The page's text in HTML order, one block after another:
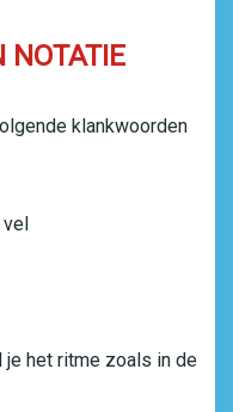
NOTATIE
klankwoorden
vel
het ritme zoals in de